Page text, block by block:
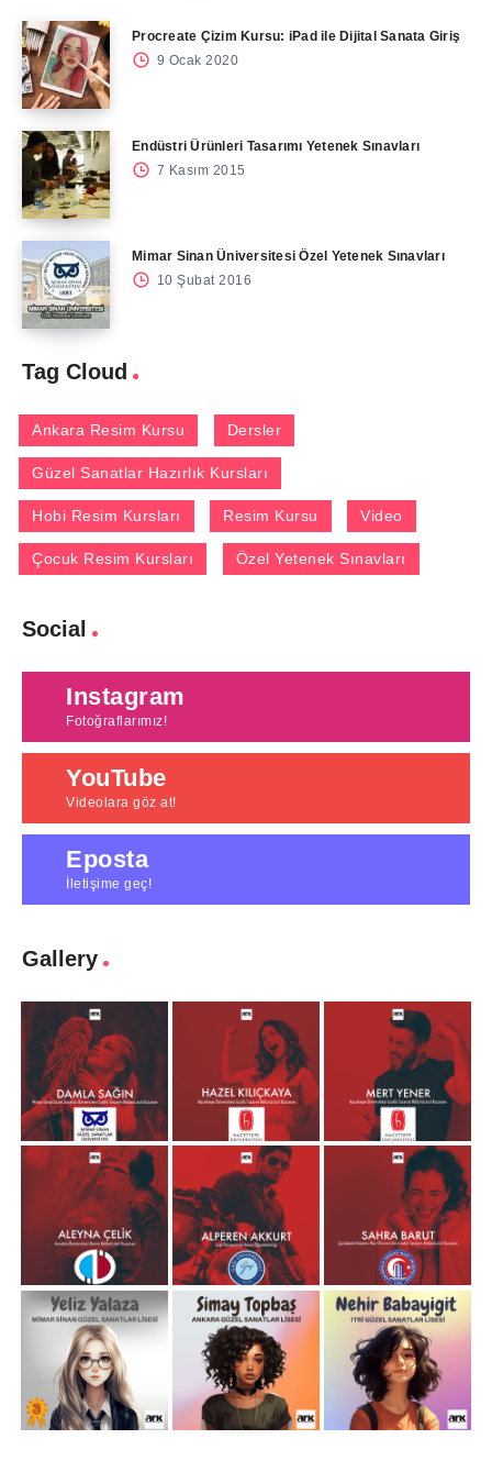
Procreate Çizim Kursu: iPad ile Dijital Sanata Giriş
9 Ocak 2020
Endüstri Ürünleri Tasarımı Yetenek Sınavları
7 Kasım 2015
Mimar Sinan Üniversitesi Özel Yetenek Sınavları
10 Şubat 2016
Tag Cloud
Ankara Resim Kursu Dersler
Güzel Sanatlar Hazırlık Kursları
Hobi Resim Kursları Resim Kursu Video
Çocuk Resim Kursları Özel Yetenek Sınavları
Social
Instagram
Fotoğraflarımız!
YouTube
Videolara göz at!
Eposta
İletişime geç!
Gallery